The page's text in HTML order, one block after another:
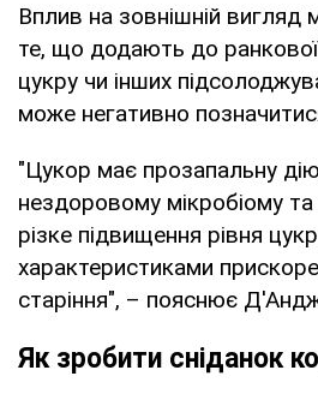
Вплив на зовнішній вигляд
те, що додають до
цукру чи інших
може негативно
"Цукор має прозапальну
нездоровому мікробіому
різке підвищення рівня
характеристиками
старіння", – пояснює
Як зробити сніданок